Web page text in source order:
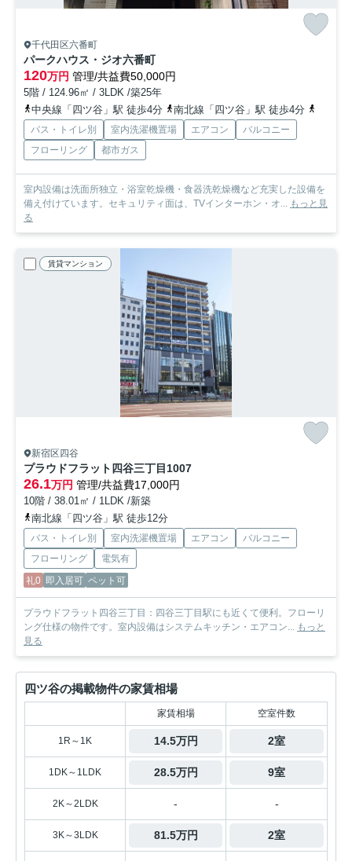
千代田区六番町
パークハウス・ジオ六番町
120万円 管理/共益費50,000円
5階 / 124.96㎡ / 3LDK /築25年
中央線「四ツ谷」駅 徒歩4分
南北線「四ツ谷」駅 徒歩4分
バス・トイレ別 室内洗濯機置場 エアコン
バルコニー
フローリング
都市ガス
室内設備は洗面所独立・浴室乾燥機・食器洗乾燥機など充実した設備を
備え付けています。セキュリティ面は、TVインターホン・オ... もっと見
る
賃貸マンション
新宿区四谷
プラウドフラット四谷三丁目1007
26.1万円 管理/共益費17,000円
10階 / 38.01㎡ / 1LDK /新築
南北線「四ツ谷」駅 徒歩12分
バス・トイレ別 室内洗濯機置場 エアコン
バルコニー
フローリング
電気有
礼0 即入居可 ペット可
プラウドフラット四谷三丁目：四谷三丁目駅にも近くて便利。フローリ
ング仕様の物件です。室内設備はシステムキッチン・エアコン... もっと
見る
四ツ谷の掲載物件の家賃相場
家賃相場 空室件数
1R～1K 14.5万円 2室
1DK～1LDK 28.5万円 9室
2K～2LDK - -
3K～3LDK 81.5万円 2室